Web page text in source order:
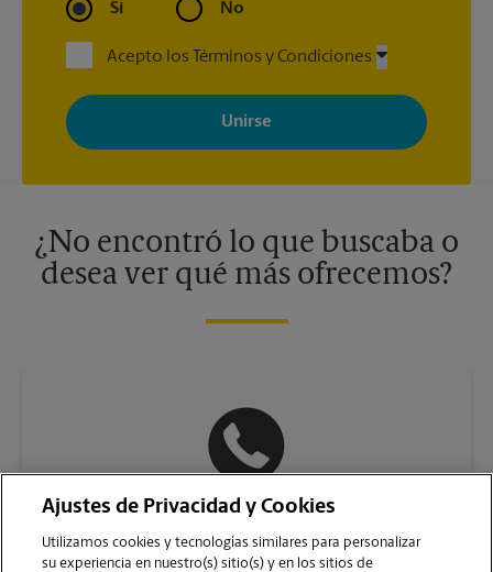
Sí No
Acepto los Términos y Condiciones
Al registrarse, acepta recibir correos electrónicos de The UPS
Store con noticias, ofertas especiales, promociones y mensajes
adaptados a sus intereses. Puede darse de baja en cualquier
momento. Para más información, consulte nuestra política de
¿No encontró lo que buscaba o
desea ver qué más ofrecemos?
Ajustes de Privacidad y Cookies
Utilizamos cookies y tecnologías similares para personalizar
su experiencia en nuestro(s) sitio(s) y en los sitios de